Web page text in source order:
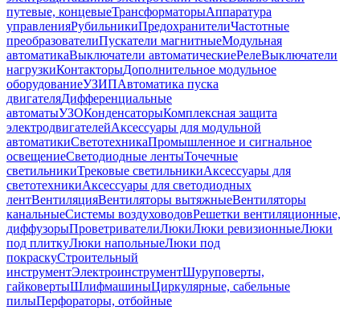
путевые, концевыеТрансформаторыАппаратура
управленияРубильникиПредохранителиЧастотные
преобразователиПускатели магнитныеМодульная
автоматикаВыключатели автоматическиеРелеВыключатели
нагрузкиКонтакторыДополнительное модульное
оборудованиеУЗИПАвтоматика пуска
двигателяДифференциальные
автоматыУЗОКонденсаторыКомплексная защита
электродвигателейАксессуары для модульной
автоматикиСветотехникаПромышленное и сигнальное
освещениеСветодиодные лентыТочечные
светильникиТрековые светильникиАксессуары для
светотехникиАксессуары для светодиодных
лентВентиляцияВентиляторы вытяжныеВентиляторы
канальныеСистемы воздуховодовРешетки вентиляционные,
диффузорыПроветривателиЛюкиЛюки ревизионныеЛюки
под плиткуЛюки напольныеЛюки под
покраскуСтроительный
инструментЭлектроинструментШуруповерты,
гайковертыШлифмашиныЦиркулярные, сабельные
пилыПерфораторы, отбойные